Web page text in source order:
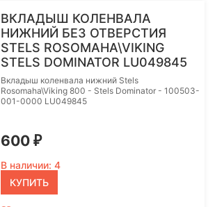
ВКЛАДЫШ КОЛЕНВАЛА
НИЖНИЙ БЕЗ ОТВЕРСТИЯ
STELS ROSOMAHA\VIKING
STELS DOMINATOR LU049845
Вкладыш коленвала нижний Stels
Rosomaha\Viking 800 - Stels Dominator - 100503-
001-0000 LU049845
600 ₽
В наличии: 4
КУПИТЬ